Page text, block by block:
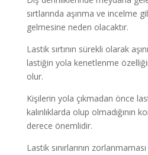
sırtlarında aşınma ve incelme
gelmesine neden olacaktır.
Lastik sırtının sürekli olarak
lastiğin yola kenetlenme
olur.
Kişilerin yola çıkmadan önce
kalınlıklarda olup olmadığının
derece önemlidir.
Lastik sınırlarının